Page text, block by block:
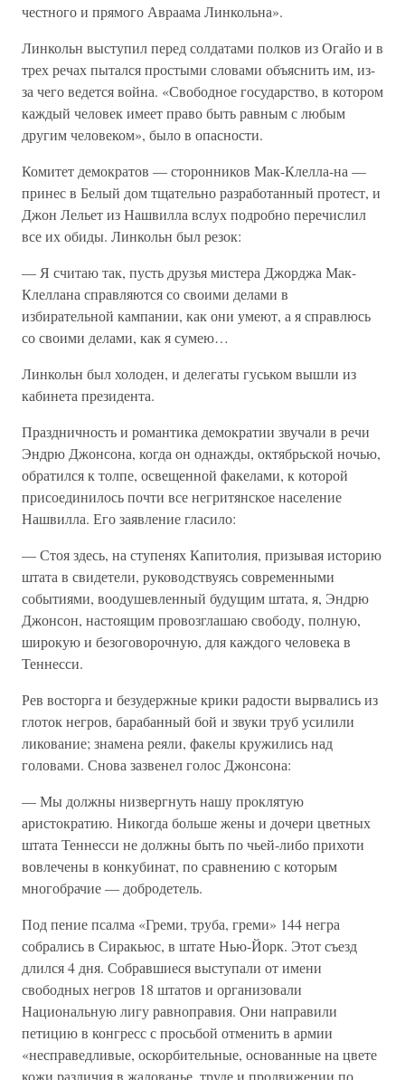
честного и прямого Авраама Линкольна».
Линкольн выступил перед солдатами полков из Огайо и в
трех речах пытался простыми словами объяснить им, из-
за чего ведется война. «Свободное государство, в котором
каждый человек имеет право быть равным с любым
другим человеком», было в опасности.
Комитет демократов — сторонников Мак-Клелла-на —
принес в Белый дом тщательно разработанный протест, и
Джон Лельет из Нашвилла вслух подробно перечислил
все их обиды. Линкольн был резок:
— Я считаю так, пусть друзья мистера Джорджа Мак-
Клеллана справляются со своими делами в
избирательной кампании, как они умеют, а я справлюсь
со своими делами, как я сумею…
Линкольн был холоден, и делегаты гуськом вышли из
кабинета президента.
Праздничность и романтика демократии звучали в речи
Эндрю Джонсона, когда он однажды, октябрьской ночью,
обратился к толпе, освещенной факелами, к которой
присоединилось почти все негритянское население
Нашвилла. Его заявление гласило:
— Стоя здесь, на ступенях Капитолия, призывая историю
штата в свидетели, руководствуясь современными
событиями, воодушевленный будущим штата, я, Эндрю
Джонсон, настоящим провозглашаю свободу, полную,
широкую и безоговорочную, для каждого человека в
Теннесси.
Рев восторга и безудержные крики радости вырвались из
глоток негров, барабанный бой и звуки труб усилили
ликование; знамена реяли, факелы кружились над
головами. Снова зазвенел голос Джонсона:
— Мы должны низвергнуть нашу проклятую
аристократию. Никогда больше жены и дочери цветных
штата Теннесси не должны быть по чьей-либо прихоти
вовлечены в конкубинат, по сравнению с которым
многобрачие — добродетель.
Под пение псалма «Греми, труба, греми» 144 негра
собрались в Сиракьюс, в штате Нью-Йорк. Этот съезд
длился 4 дня. Собравшиеся выступали от имени
свободных негров 18 штатов и организовали
Национальную лигу равноправия. Они направили
петицию в конгресс с просьбой отменить в армии
«несправедливые, оскорбительные, основанные на цвете
кожи различия в жалованье, труде и продвижении по